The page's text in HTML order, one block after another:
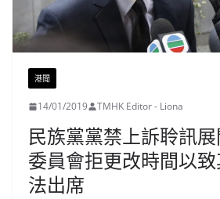
港聞
14/01/2019 TMHK Editor - Liona
民族黨黨禁上訴聆訊
委員會拒更改時間以
法出席